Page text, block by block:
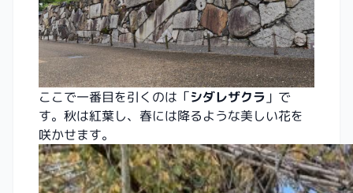
ここで一番目を引くのは「シダレザクラ 」で
す。秋は紅葉し、春には降るような美しい花を
咲かせます。